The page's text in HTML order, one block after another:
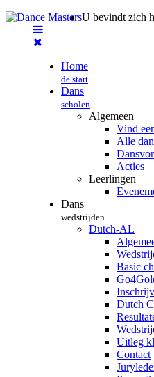
Home
de start
Dans
scholen
Algemeen
Vind
Alle
Acties
Leerlingen
Dans
wedstrijden
Dutch-AL
Basic
Dutch
Uitleg
Contact
U bevindt zich